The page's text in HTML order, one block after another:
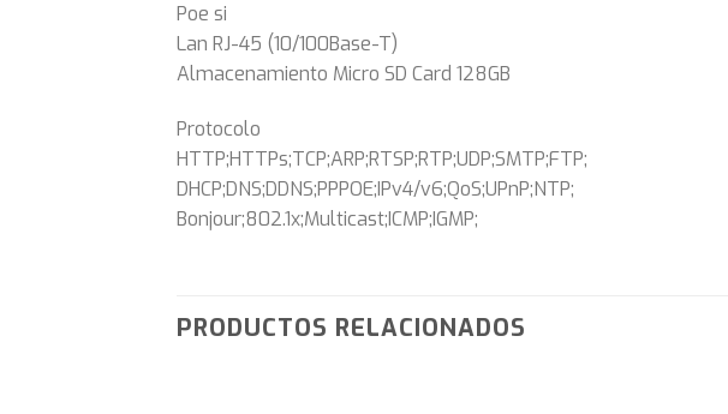
Poe si
Lan RJ-45 (10/100Base-T)
Almacenamiento Micro SD Card 128GB
Protocolo
HTTP;HTTPs;TCP;ARP;RTSP;RTP;UDP;SMTP;FTP;
DHCP;DNS;DDNS;PPPOE;IPv4/v6;QoS;UPnP;NTP;
Bonjour;802.1x;Multicast;ICMP;IGMP;
PRODUCTOS RELACIONADOS